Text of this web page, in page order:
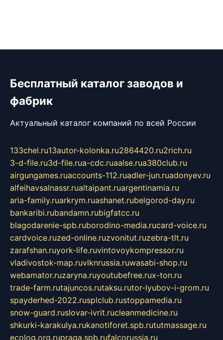
Бесплатный каталог заводов и
фабрик
Актуальный каталог компаний по всей России
133chel.ru13autor-kolonka.ru2864420.ru2rich.ru
3-d-file.ru3d-file.rua-cdc.ruaalse.rua380club.ru
airgungames.ruaccounts-112.ruadler-jun.ruadonyev.ru
alfeihavsalnassr.rualtaipant.ruargentinamia.ru
aria-family.ruarkrym.ruashanet.rubelgorod-day.ru
bankaribi.rubandamn.rubigfatcc.ru
blagodarenie-spb.ruborodino-media.rucard-voice.ru
cardvoice.ruzed-online.ruzvonitut.ruzebra-tlt.ru
zarafshan.ruyork-life.ruvintovoykompressor.ru
vladivostok-map.ruvlknrussia.ruwasabi-shop.ru
webamator.ruzaryna.ruyoutubefree.rux-ton.ru
trade-farm.rutajuncos.rutaksu.rutor-lyubov-i-grom.ru
spayderhed-2022.rusplclub.rustoppamedia.ru
snow-guard.ruslovar-ivrit.rucleanmedicine.ru
shkurki-karakulya.rukanotiforet.spb.rututmassage.ru
ecolog.org.rupraga.spb.rufalcorussia.ru